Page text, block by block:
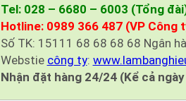
Tel: 028 – 6680 – 6003 (Tổng
Hotline: 0989 366 487 (VP Công
Số TK: 15111 68 68 68 68 Ngân
Webstie công ty:
Nhận đặt hàng 24/24 (Kể cả